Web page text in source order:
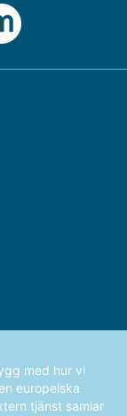
med hur vi
europeiska
tjänst samlar